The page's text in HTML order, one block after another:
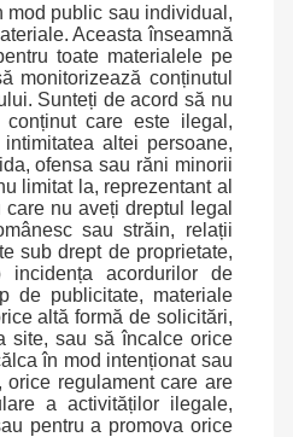
mod public sau individual,
Aceasta înseamnă
toate materialele pe
monitorizează conținutul
Sunteți de acord să nu
care este ilegal,
altei persoane,
ofensa sau răni minorii
limitat la, reprezentant al
nu aveți dreptul legal
sau străin, relații
sub drept de proprietate,
acordurilor de
de publicitate, materiale
altă formă de solicitări,
site, sau să încalce orice
în mod intenționat sau
regulament care are
a activităților ilegale,
pentru a promova orice